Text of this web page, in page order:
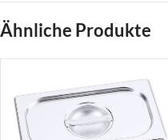
Ähnliche Produkte